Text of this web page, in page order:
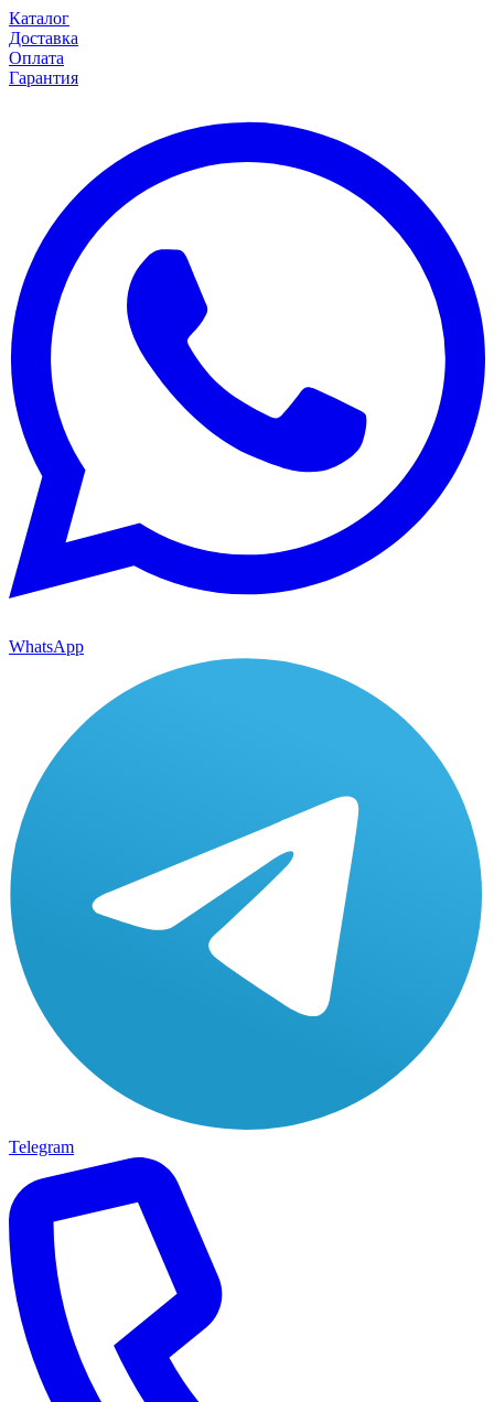
Каталог
Доставка
Оплата
Гарантия
WhatsApp
Telegram